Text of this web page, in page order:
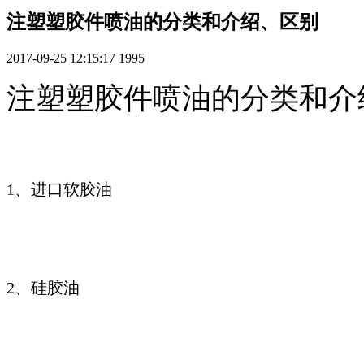
注塑塑胶件喷油的分类和介绍、区别
2017-09-25 12:15:17 1995
注塑塑胶件喷油的分类和
1、进口软胶油
2、硅胶油